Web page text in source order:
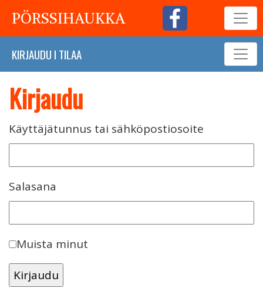
PÖRSSIHAUKKA
KIRJAUDU I TILAA
Kirjaudu
Käyttäjätunnus tai sähköpostiosoite
Salasana
Muista minut